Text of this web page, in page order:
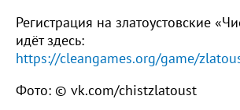
Регистрация на златоустовские
идёт здесь:
https://cleangames.org/game/
Фото: © vk.com/chistzlatoust